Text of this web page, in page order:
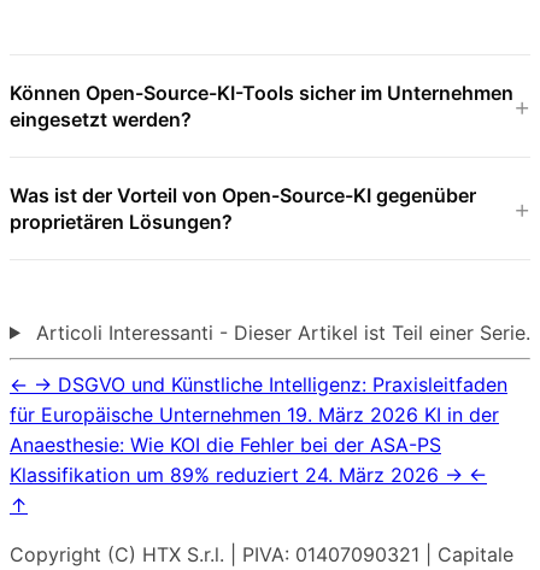
Können Open-Source-KI-Tools sicher im Unternehmen
eingesetzt werden?
Was ist der Vorteil von Open-Source-KI gegenüber
proprietären Lösungen?
Articoli Interessanti - Dieser Artikel ist Teil einer Serie.
← → DSGVO und Künstliche Intelligenz: Praxisleitfaden
für Europäische Unternehmen 19. März 2026 KI in der
Anaesthesie: Wie KOI die Fehler bei der ASA-PS
Klassifikation um 89% reduziert 24. März 2026 → ←
↑
Copyright (C) HTX S.r.l. | PIVA: 01407090321 | Capitale